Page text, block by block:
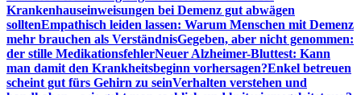
Krankenhauseinweisungen bei Demenz gut abwägen
solltenEmpathisch leiden lassen: Warum Menschen mit Demenz
mehr brauchen als VerständnisGegeben, aber nicht genommen:
der stille MedikationsfehlerNeuer Alzheimer-Bluttest: Kann
man damit den Krankheitsbeginn vorhersagen?Enkel betreuen
scheint gut fürs Gehirn zu seinVerhalten verstehen und